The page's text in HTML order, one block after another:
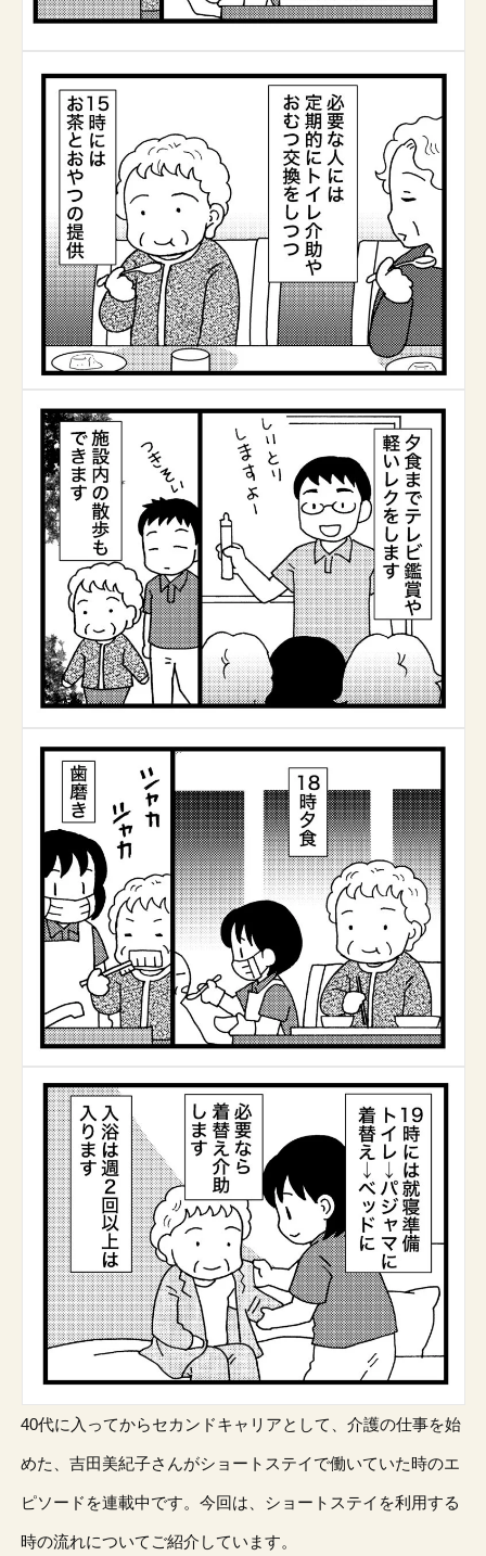
40代に入ってからセカンドキャリアとして、介護の仕事を始
めた、吉田美紀子さんがショートステイで働いていた時のエ
ピソードを連載中です。今回は、ショートステイを利用する
時の流れについてご紹介しています。